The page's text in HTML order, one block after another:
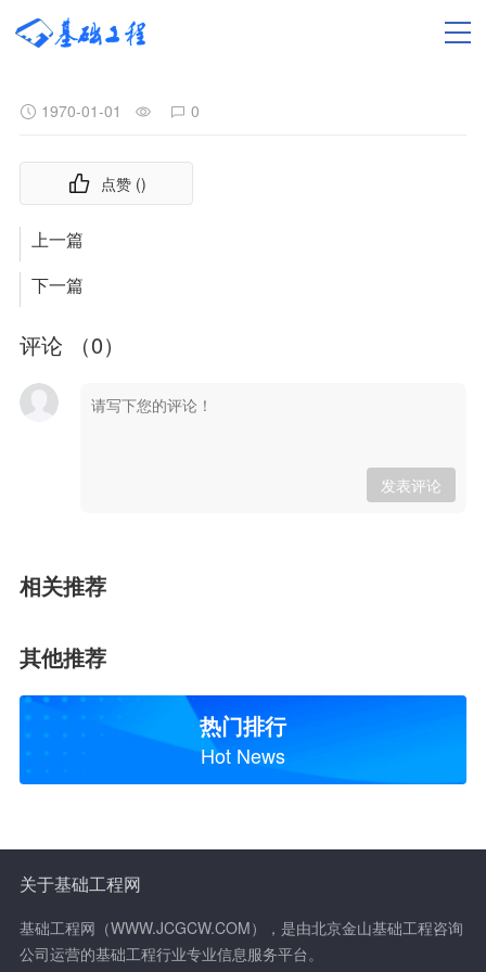
1970-01-01 0
点赞 ()
上一篇
下一篇
评论 （0）
发表评论
相关推荐
其他推荐
热门排行
Hot News
关于基础工程网
基础工程网（WWW.JCGCW.COM），是由北京金山基础工程咨询
公司运营的基础工程行业专业信息服务平台。